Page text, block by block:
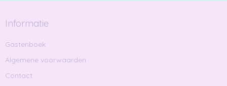
Informatie
Gastenboek
Algemene voorwaarden
Contact